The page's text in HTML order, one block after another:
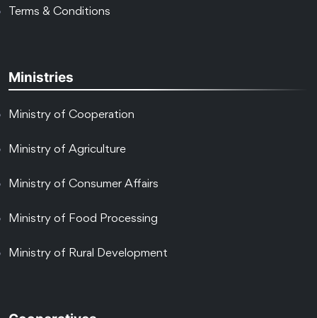
Terms & Conditions
Ministries
Ministry of Cooperation
Ministry of Agriculture
Ministry of Consumer Affairs
Ministry of Food Processing
Ministry of Rural Development